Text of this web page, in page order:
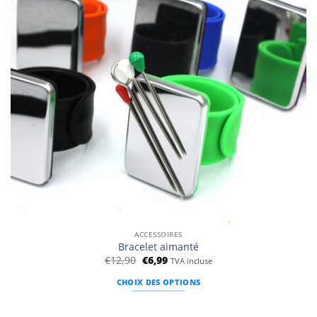
ACCESSOIRES
Bracelet aimanté
€12,90 Le
prix
initial
était :
€12,90.
€6,99Le
prix
actuel
est :
€6,99.
TVA incluse
CHOIX DES OPTIONS